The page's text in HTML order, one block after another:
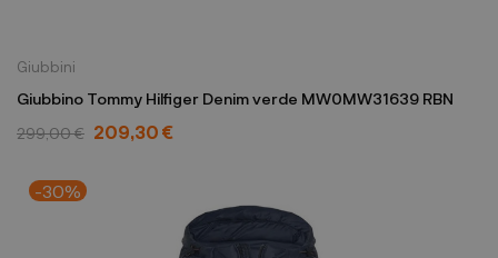
Giubbini
Giubbino Tommy Hilfiger Denim verde MW0MW31639 RBN
299,00 € 209,30 €
-30%